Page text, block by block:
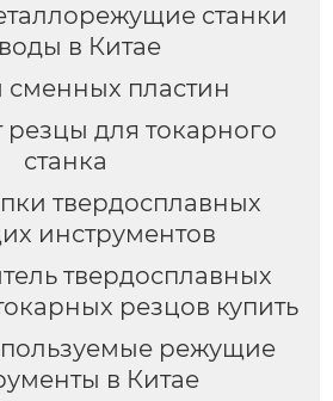
станки
в Китае
сменных пластин
резцы для токарного
станка
твердосплавных
инструментов
твердосплавных
резцов купить
режущие
в Китае